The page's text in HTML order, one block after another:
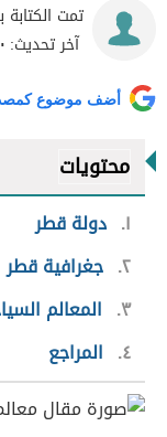
تمت
آخر تحديث:
أضف موضوع
محتويات
١ دولة قطر
٢ جغرافية قطر
٣
المعالم
٤
المراجع